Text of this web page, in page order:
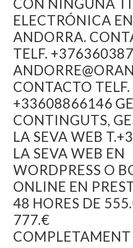
CON NINGUNA
ELECTRÓNICA EN
ANDORRA.
TELF.
CONTACTO
+33608866146
CONTINGUTS,
LA SEVA WEB
LA SEVA WEB EN
WORDPRESS O
ONLINE EN
48 HORES DE
777.€